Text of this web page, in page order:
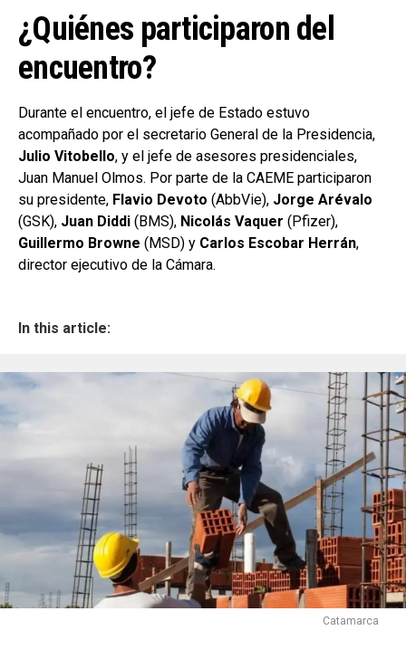
¿Quiénes participaron del
encuentro?
Durante el encuentro, el jefe de Estado estuvo
acompañado por el secretario General de la Presidencia,
Julio Vitobello, y el jefe de asesores presidenciales,
Juan Manuel Olmos. Por parte de la CAEME participaron
su presidente, Flavio Devoto (AbbVie), Jorge Arévalo
(GSK), Juan Diddi (BMS), Nicolás Vaquer (Pfizer),
Guillermo Browne (MSD) y Carlos Escobar Herrán,
director ejecutivo de la Cámara.
In this article:
Catamarca